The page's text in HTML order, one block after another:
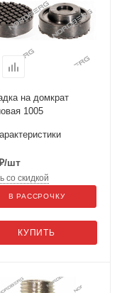
на домкрат
1005
/шт
КУПИТЬ
со скидкой
В РАССРОЧКУ